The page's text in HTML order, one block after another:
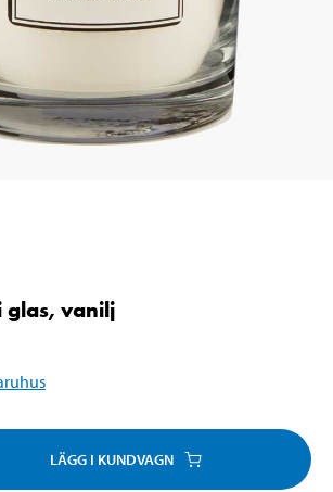
glas, vanilj
LÄGG I KUNDVAGN